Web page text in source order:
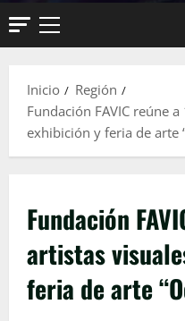
Menú
Inicio
Región
Fundación FAVIC reúne
exhibición y feria de arte
Fundación
artistas
feria de arte